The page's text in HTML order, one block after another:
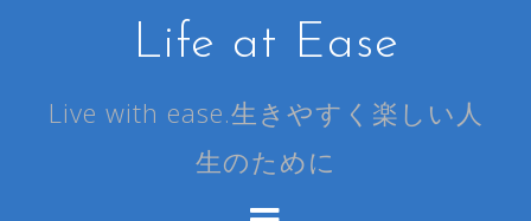
Life at Ease
Live with ease.生きやすく楽しい人
生のために